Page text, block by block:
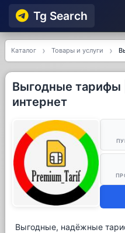
Tg Searсh
Каталог Товары и услуги
Выгодные тарифы
интернет
Выгодные, надёжные